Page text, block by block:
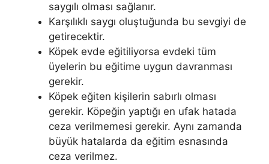
saygılı olması sağlanır.
Karşılıklı saygı oluştuğunda bu sevgiyi de
getirecektir.
Köpek evde eğitiliyorsa evdeki tüm
üyelerin bu eğitime uygun davranması
gerekir.
Köpek eğiten kişilerin sabırlı olması
gerekir. Köpeğin yaptığı en ufak hatada
ceza verilmemesi gerekir. Aynı zamanda
büyük hatalarda da eğitim esnasında
ceza verilmez.